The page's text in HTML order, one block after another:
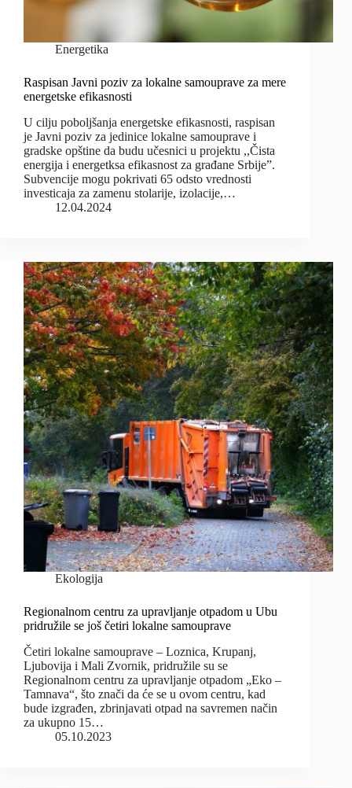
Energetika
Raspisan Javni poziv za lokalne samouprave za mere
energetske efikasnosti
U cilju poboljšanja energetske efikasnosti, raspisan
je Javni poziv za jedinice lokalne samouprave i
gradske opštine da budu učesnici u projektu ,,Čista
energija i energetksa efikasnost za građane Srbije”.
Subvencije mogu pokrivati 65 odsto vrednosti
investicaja za zamenu stolarije, izolacije,…
12.04.2024
Ekologija
Regionalnom centru za upravljanje otpadom u Ubu
pridružile se još četiri lokalne samouprave
Četiri lokalne samouprave – Loznica, Krupanj,
Ljubovija i Mali Zvornik, pridružile su se
Regionalnom centru za upravljanje otpadom „Eko –
Tamnava“, što znači da će se u ovom centru, kad
bude izgrađen, zbrinjavati otpad na savremen način
za ukupno 15…
05.10.2023